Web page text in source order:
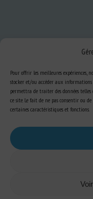
Pour offrir les meilleures expériences,
stocker et/ou accéder aux informations
permettra de traiter des données
ce site. Le fait de ne pas consentir ou
certaines caractéristiques et fonctions.
Mentions